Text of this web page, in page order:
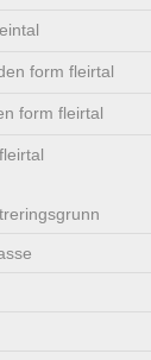
form fleirtal
form fleirtal